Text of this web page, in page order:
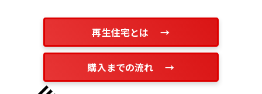
再生住宅とは
購入までの流れ